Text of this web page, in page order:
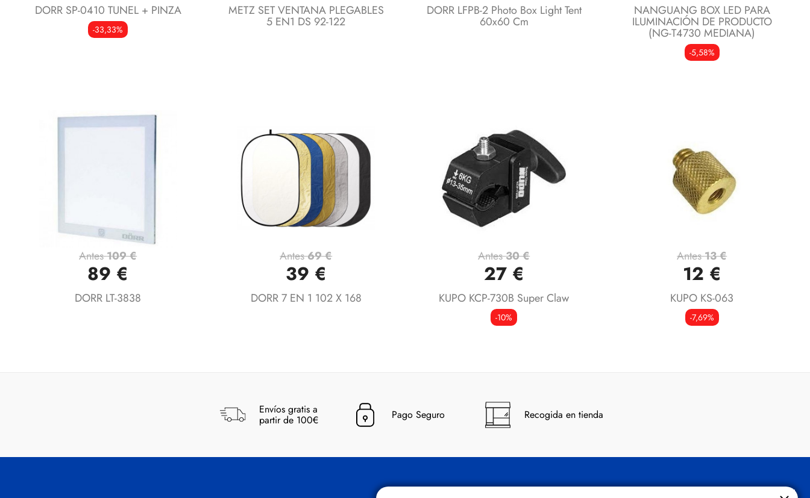
DORR SP-0410 TUNEL + PINZA
-33,33%
METZ SET VENTANA PLEGABLES
5 EN1 DS 92-122
DORR LFPB-2 Photo Box Light Tent
60x60 Cm
NANGUANG BOX LED PARA
ILUMINACIÓN DE PRODUCTO
(NG-T4730 MEDIANA)
-5,58%
Vista rápida
Antes109 €
89 €
DORR LT-3838
Vista rápida
Antes69 €
39 €
DORR 7 EN 1 102 X 168
Vista rápida
Antes30 €
27 €
KUPO KCP-730B Super Claw
-10%
Vista rápida
Antes13 €
12 €
KUPO KS-063
-7,69%
Envíos gratis a
partir de 100€ Pago Seguro Recogida en tienda